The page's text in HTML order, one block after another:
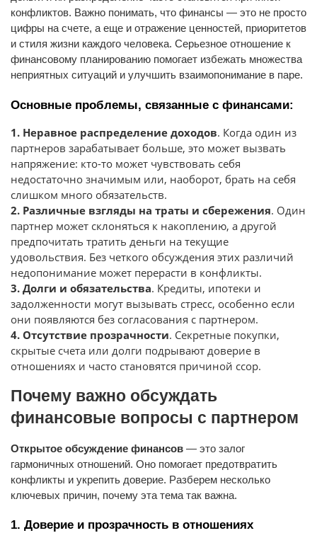
конфликтов. Важно понимать, что финансы — это не просто
цифры на счете, а еще и отражение ценностей, приоритетов
и стиля жизни каждого человека. Серьезное отношение к
финансовому планированию помогает избежать множества
неприятных ситуаций и улучшить взаимопонимание в паре.
Основные проблемы, связанные с финансами:
1. Неравное распределение доходов. Когда один из
партнеров зарабатывает больше, это может вызвать
напряжение: кто-то может чувствовать себя
недостаточно значимым или, наоборот, брать на себя
слишком много обязательств.
2. Различные взгляды на траты и сбережения. Один
партнер может склоняться к накоплению, а другой
предпочитать тратить деньги на текущие
удовольствия. Без четкого обсуждения этих различий
недопонимание может перерасти в конфликты.
3. Долги и обязательства. Кредиты, ипотеки и
задолженности могут вызывать стресс, особенно если
они появляются без согласования с партнером.
4. Отсутствие прозрачности. Секретные покупки,
скрытые счета или долги подрывают доверие в
отношениях и часто становятся причиной ссор.
Почему важно обсуждать
финансовые вопросы с партнером
Открытое обсуждение финансов — это залог
гармоничных отношений. Оно помогает предотвратить
конфликты и укрепить доверие. Разберем несколько
ключевых причин, почему эта тема так важна.
1. Доверие и прозрачность в отношениях